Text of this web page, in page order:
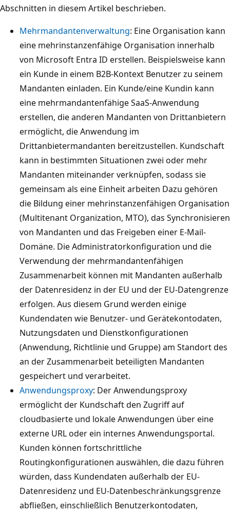
Abschnitten in diesem Artikel beschrieben.
Mehrmandantenverwaltung: Eine Organisation kann
eine mehrinstanzenfähige Organisation innerhalb
von Microsoft Entra ID erstellen. Beispielsweise kann
ein Kunde in einem B2B-Kontext Benutzer zu seinem
Mandanten einladen. Ein Kunde/eine Kundin kann
eine mehrmandantenfähige SaaS-Anwendung
erstellen, die anderen Mandanten von Drittanbietern
ermöglicht, die Anwendung im
Drittanbietermandanten bereitzustellen. Kundschaft
kann in bestimmten Situationen zwei oder mehr
Mandanten miteinander verknüpfen, sodass sie
gemeinsam als eine Einheit arbeiten Dazu gehören
die Bildung einer mehrinstanzenfähigen Organisation
(Multitenant Organization, MTO), das Synchronisieren
von Mandanten und das Freigeben einer E-Mail-
Domäne. Die Administratorkonfiguration und die
Verwendung der mehrmandantenfähigen
Zusammenarbeit können mit Mandanten außerhalb
der Datenresidenz in der EU und der EU-Datengrenze
erfolgen. Aus diesem Grund werden einige
Kundendaten wie Benutzer- und Gerätekontodaten,
Nutzungsdaten und Dienstkonfigurationen
(Anwendung, Richtlinie und Gruppe) am Standort des
an der Zusammenarbeit beteiligten Mandanten
gespeichert und verarbeitet.
Anwendungsproxy: Der Anwendungsproxy
ermöglicht der Kundschaft den Zugriff auf
cloudbasierte und lokale Anwendungen über eine
externe URL oder ein internes Anwendungsportal.
Kunden können fortschrittliche
Routingkonfigurationen auswählen, die dazu führen
würden, dass Kundendaten außerhalb der EU-
Datenresidenz und EU-Datenbeschränkungsgrenze
abfließen, einschließlich Benutzerkontodaten,